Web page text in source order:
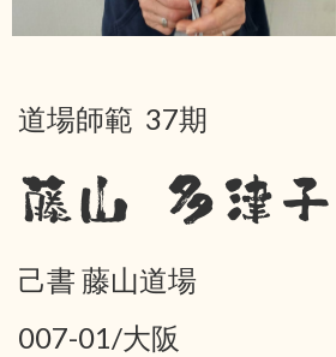
道場師範 37期
藤山 多津子
己書 藤山道場
007-01/大阪